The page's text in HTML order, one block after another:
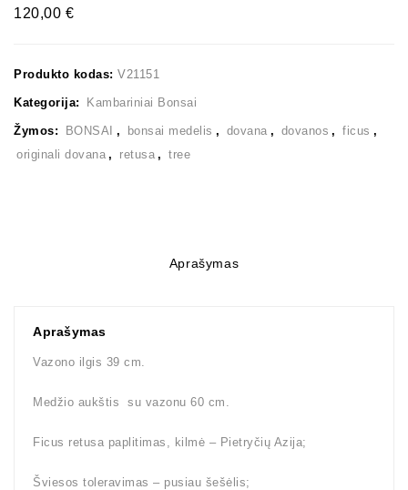
120,00€
Produkto kodas: V21151
Kategorija: Kambariniai Bonsai
Žymos: BONSAI , bonsai medelis , dovana , dovanos , ficus ,
originali dovana , retusa , tree
Aprašymas
Aprašymas
Vazono ilgis 39 cm.
Medžio aukštis su vazonu 60 cm.
Ficus retusa paplitimas, kilmė – Pietryčių Azija;
Šviesos toleravimas – pusiau šešėlis;